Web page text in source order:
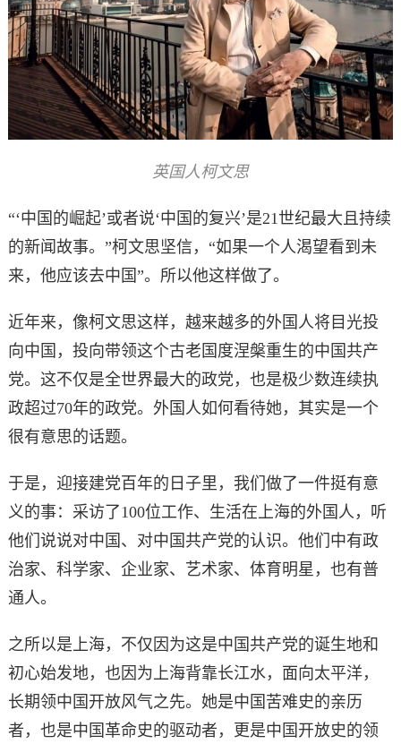
英国人柯文思
“‘中国的崛起’或者说‘中国的复兴’是21世纪最大且持续
的新闻故事。”柯文思坚信，“如果一个人渴望看到未
来，他应该去中国”。所以他这样做了。
近年来，像柯文思这样，越来越多的外国人将目光投
向中国，投向带领这个古老国度涅槃重生的中国共产
党。这不仅是全世界最大的政党，也是极少数连续执
政超过70年的政党。外国人如何看待她，其实是一个
很有意思的话题。
于是，迎接建党百年的日子里，我们做了一件挺有意
义的事：采访了100位工作、生活在上海的外国人，听
他们说说对中国、对中国共产党的认识。他们中有政
治家、科学家、企业家、艺术家、体育明星，也有普
通人。
之所以是上海，不仅因为这是中国共产党的诞生地和
初心始发地，也因为上海背靠长江水，面向太平洋，
长期领中国开放风气之先。她是中国苦难史的亲历
者，也是中国革命史的驱动者，更是中国开放史的领